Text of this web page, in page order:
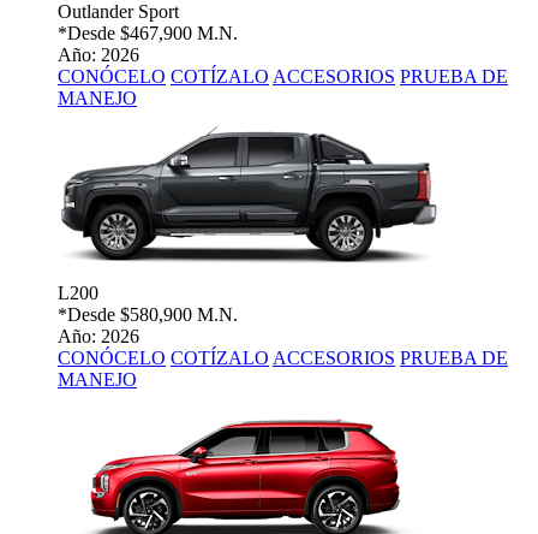
Outlander Sport
*Desde $467,900 M.N.
Año: 2026
CONÓCELO COTÍZALO ACCESORIOS PRUEBA DE
MANEJO
L200
*Desde $580,900 M.N.
Año: 2026
CONÓCELO COTÍZALO ACCESORIOS PRUEBA DE
MANEJO